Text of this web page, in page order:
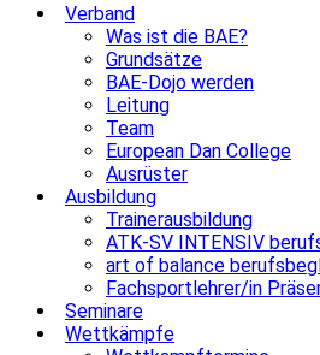
Verband
Was ist die BAE?
Grundsätze
BAE-Dojo werden
Leitung
Team
European Dan College
Ausrüster
Ausbildung
Trainerausbildung
ATK-SV INTENSIV
art of balance
Fachsportlehrer/in
Seminare
Wettkämpfe